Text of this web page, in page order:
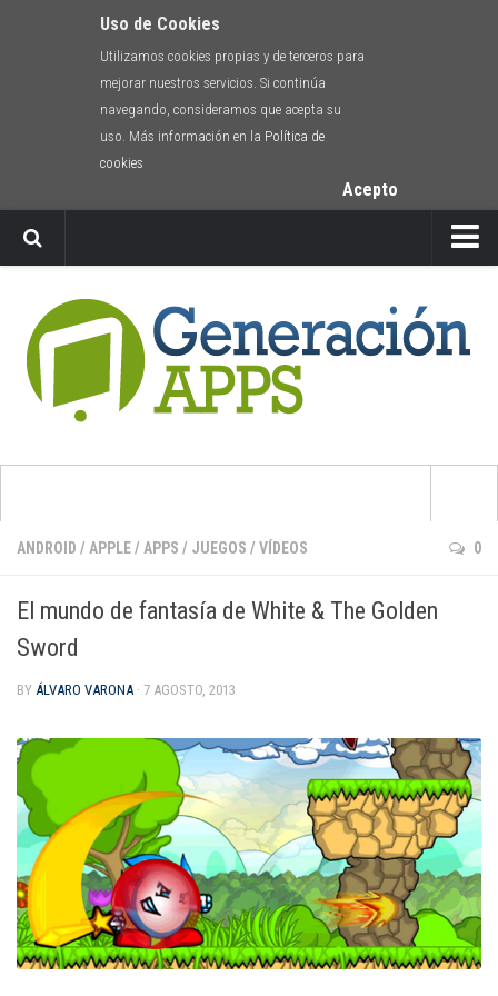
Uso de Cookies
Utilizamos cookies propias y de terceros para
mejorar nuestros servicios. Si continúa
navegando, consideramos que acepta su
uso. Más información en la Política de
cookies
Acepto
Envíanos tu app
Apps
para aprender inglés
para pintar y dibujar
de cuentos e historias
para darle al coco
Android
Apple
Kindle Fire
Windows Phone
ANDROID / APPLE/ APPS / JUEGOS / VÍDEOS 0
El mundo de fantasía de White & The Golden
Sword
BY ÁLVARO VARONA · 7 AGOSTO, 2013